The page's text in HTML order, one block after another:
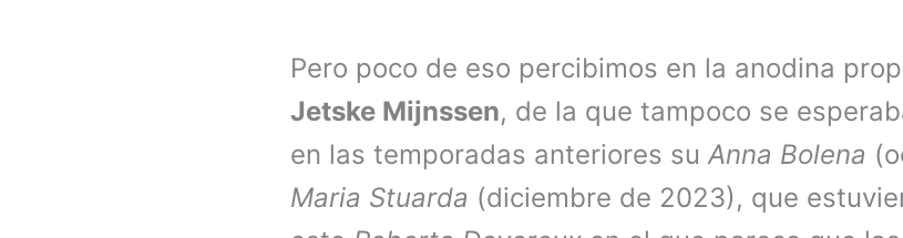
Pero poco de eso percibimos en la anodina
Jetske Mijnssen, de la que tampoco se
en las temporadas anteriores su Anna Bolena
Maria Stuarda (diciembre de 2023), que